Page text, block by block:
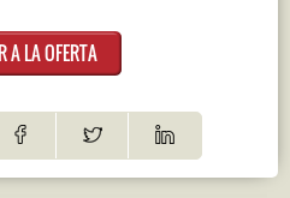
A LA OFERTA